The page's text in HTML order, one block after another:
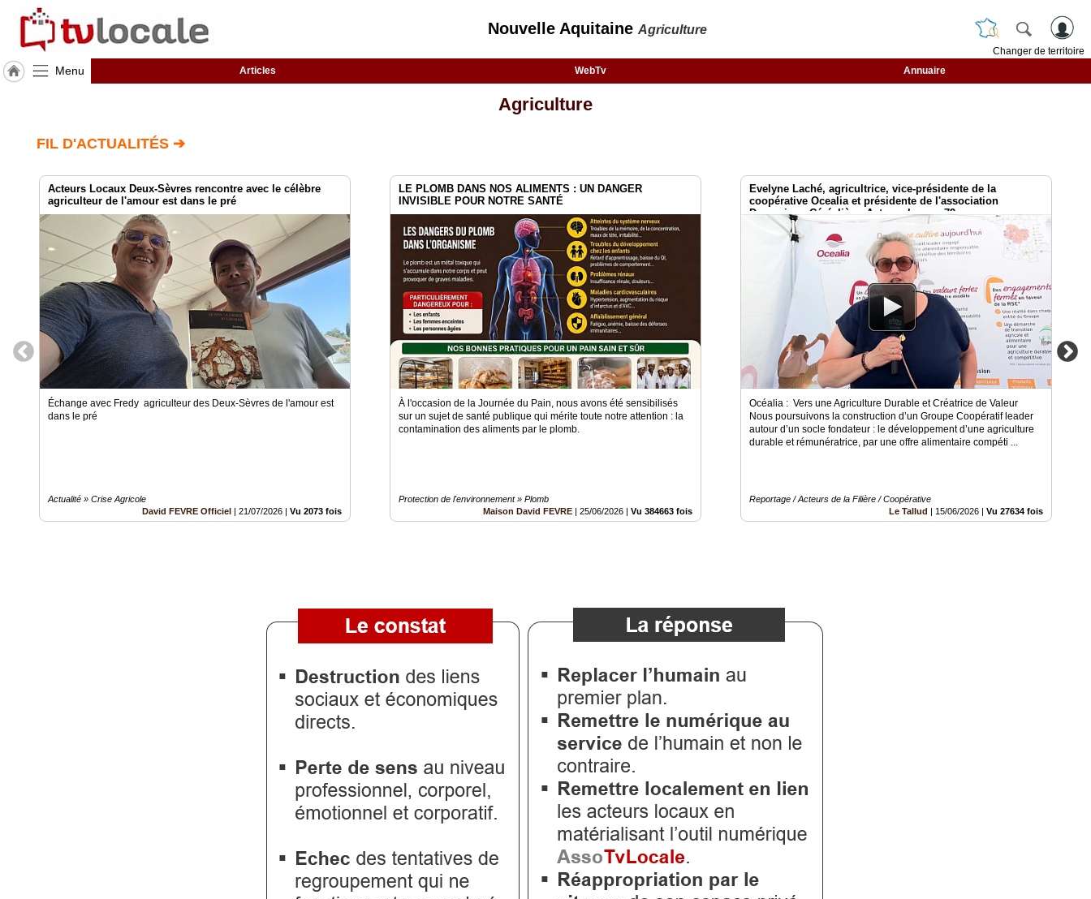
Nouvelle Aquitaine Agriculture
Changer de territoire
Menu Articles WebTv Annuaire
Aquitaine
TvLocale
RUBRIQUES
Agenda
Gazette
Inscription
Agriculture
FIL D'ACTUALITÉS ➔
Acteurs Locaux Deux-Sèvres rencontre avec le célèbre
agriculteur de l'amour est dans le pré
Échange avec Fredy agriculteur des Deux-Sèvres de l'amour est
dans le pré
Actualité » Crise Agricole
David FEVRE Officiel | 21/07/2026 | Vu 2073 fois
LE PLOMB DANS NOS ALIMENTS : UN DANGER
INVISIBLE POUR NOTRE SANTÉ
À l'occasion de la Journée du Pain, nous avons été sensibilisés
sur un sujet de santé publique qui mérite toute notre attention : la
contamination des aliments par le plomb.
Protection de l'environnement » Plomb
Maison David FEVRE | 25/06/2026 | Vu 384663 fois
Evelyne Laché, agricultrice, vice-présidente de la
coopérative Ocealia et présidente de l'association
Dynamique Céréalière. Acteurs locaux 79
Océalia : Vers une Agriculture Durable et Créatrice de Valeur
Nous poursuivons la construction d’un Groupe Coopératif leader
autour d’un socle fondateur : le développement d’une agriculture
durable et rémunératrice, par une offre alimentaire compéti ...
Reportage / Acteurs de la Filière / Coopérative
Le Tallud | 15/06/2026 | Vu 27634 fois